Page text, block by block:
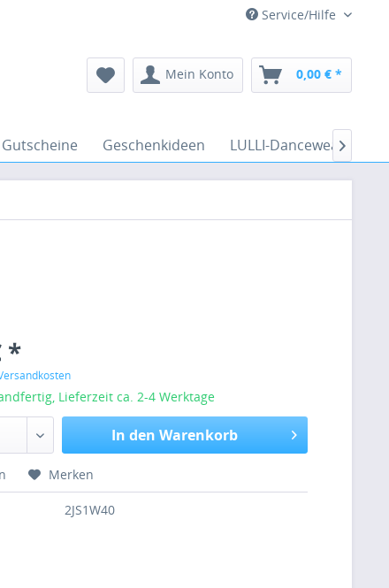
Service/Hilfe
Mein Konto 0,00 € *
Gutscheine Geschenkideen LULLI-Dancewear

*
Lieferzeit ca. 2-4 Werktage
In den Warenkorb
Merken
2JS1W40